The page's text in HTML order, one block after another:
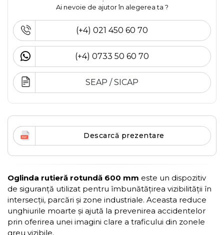
Ai nevoie de ajutor în alegerea ta ?
(+4) 021 450 60 70
(+4) 0733 50 60 70
SEAP / SICAP
Descarcă prezentare
Oglinda rutieră rotundă 600 mm este un dispozitiv
de siguranță utilizat pentru îmbunătățirea vizibilității în
intersecții, parcări și zone industriale. Aceasta reduce
unghiurile moarte și ajută la prevenirea accidentelor
prin oferirea unei imagini clare a traficului din zonele
greu vizibile.